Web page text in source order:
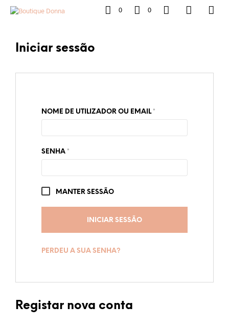
0 0
Iniciar sessão
NOME DE UTILIZADOR OU EMAIL *
SENHA *
MANTER SESSÃO
INICIAR SESSÃO
PERDEU A SUA SENHA?
Registar nova conta